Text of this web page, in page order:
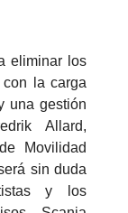
eliminar los
la carga
una gestión
Allard,
Movilidad
sin duda
y los